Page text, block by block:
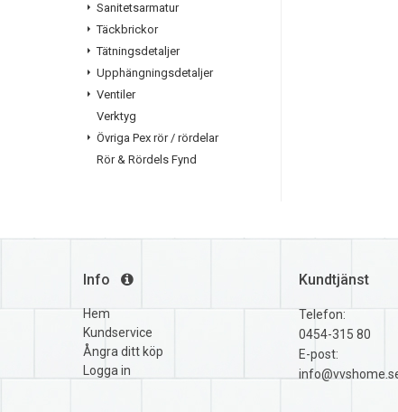
Sanitetsarmatur
Täckbrickor
Tätningsdetaljer
Upphängningsdetaljer
Ventiler
Verktyg
Övriga Pex rör / rördelar
Rör & Rördels Fynd
Info
Hem
Kundservice
Ångra ditt köp
Logga in
Kundtjänst
Telefon:
0454-315 80
E-post: